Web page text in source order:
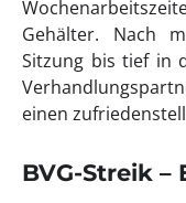
Gehälter. Nach
Sitzung bis tief in
einen
BVG-Streik